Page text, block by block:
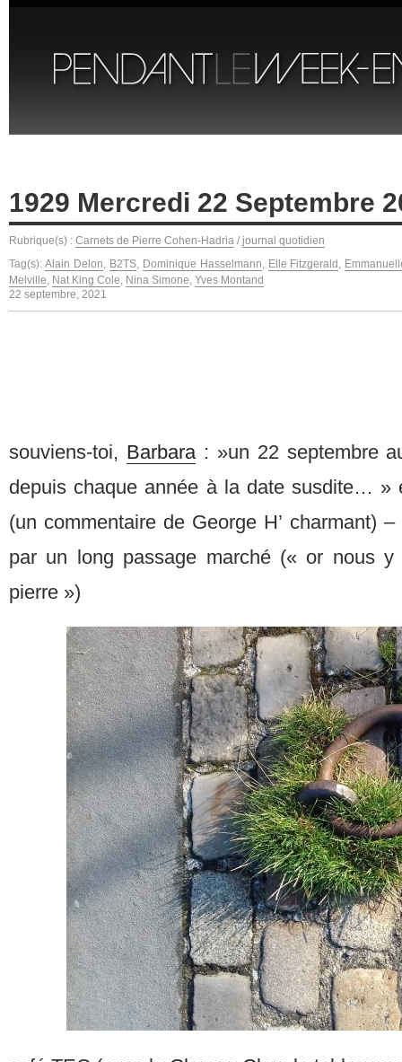
1929 Mercredi 22 Septembre
Rubrique(s) : Carnets de Pierre Cohen-Hadria / journal quotidien
Tag(s): Alain Delon, B2TS, Dominique Hasselmann, Elle Fitzgerald ,
Melville, Nat King Cole, Nina Simone, Yves Montand
22 septembre, 2021
souviens-toi, Barbara: »un 22 septembre
depuis chaque année à la date susdite…
(un commentaire de George H’ charmant)
par un long passage marché (« or nous
pierre »)